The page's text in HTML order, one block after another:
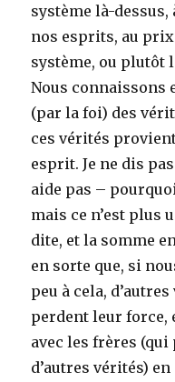
système là-dessus,
nos esprits, au
système, ou plutôt
Nous connaissons
(par la foi) des
ces vérités
esprit. Je ne dis
aide pas –
mais ce n’est plus
dite, et la somme
en sorte que, si
peu à cela,
perdent leur force,
avec les frères
d’autres vérités)